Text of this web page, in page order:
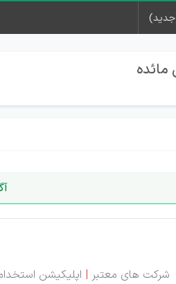
مائده
شرکت های معتبر | اپلیکیشن